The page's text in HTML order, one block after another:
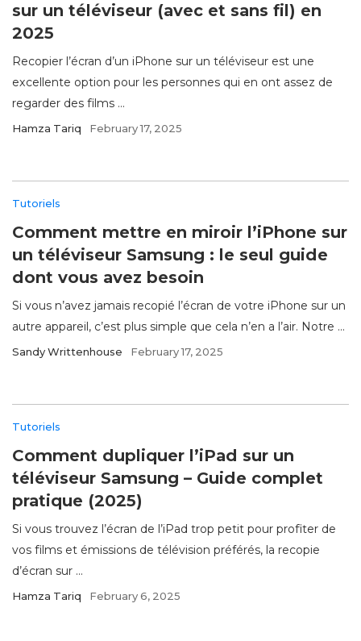
sur un téléviseur (avec et sans fil) en
2025
Recopier l’écran d’un iPhone sur un téléviseur est une
excellente option pour les personnes qui en ont assez de
regarder des films ...
Hamza Tariq February 17, 2025
Tutoriels
Comment mettre en miroir l’iPhone sur
un téléviseur Samsung : le seul guide
dont vous avez besoin
Si vous n’avez jamais recopié l’écran de votre iPhone sur un
autre appareil, c’est plus simple que cela n’en a l’air. Notre ...
Sandy Writtenhouse February 17, 2025
Tutoriels
Comment dupliquer l’iPad sur un
téléviseur Samsung – Guide complet
pratique (2025)
Si vous trouvez l’écran de l’iPad trop petit pour profiter de
vos films et émissions de télévision préférés, la recopie
d’écran sur ...
Hamza Tariq February 6, 2025